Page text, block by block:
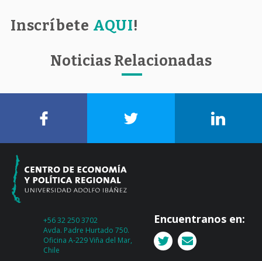
Inscríbete AQUI!
Noticias Relacionadas
+56 32 250 3702
Avda. Padre Hurtado 750.
Oficina A-229 Viña del Mar,
Chile
Encuentranos en: